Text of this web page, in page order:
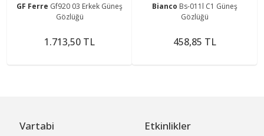
GF Ferre Gf920 03 Erkek Güneş
Gözlüğü
1.713,50 TL
Bianco Bs-011l C1 Güneş
Gözlüğü
458,85 TL
Vartabi Etkinlikler